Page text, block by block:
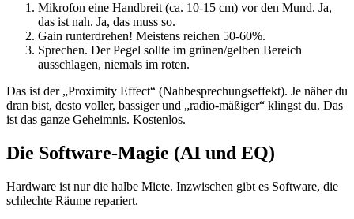
Mikrofon eine Handbreit (ca. 10-15 cm) vor den Mund. Ja,
das ist nah. Ja, das muss so.
Gain runterdrehen! Meistens reichen 50-60%.
Sprechen. Der Pegel sollte im grünen/gelben Bereich
ausschlagen, niemals im roten.
Das ist der „Proximity Effect“ (Nahbesprechungseffekt). Je näher du
dran bist, desto voller, bassiger und „radio-mäßiger“ klingst du. Das
ist das ganze Geheimnis. Kostenlos.
Die Software-Magie (AI und EQ)
Hardware ist nur die halbe Miete. Inzwischen gibt es Software, die
schlechte Räume repariert.